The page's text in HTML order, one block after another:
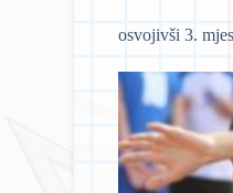
osvojivši 3.